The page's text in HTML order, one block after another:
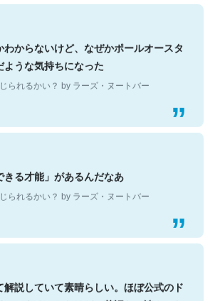
からないけど、なぜかポールオースタ
ような気持ちになった
られるかい？ by ラーズ・ヌートバー
る才能」があるんだなあ
られるかい？ by ラーズ・ヌートバー
解説していて素晴らしい。ほぼ公式のド